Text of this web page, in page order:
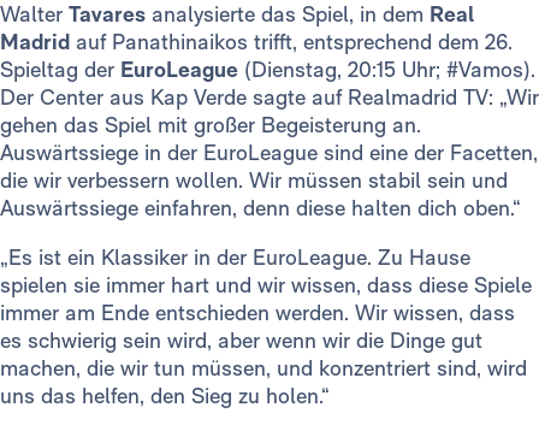
Walter Tavares analysierte das Spiel, in dem Real
Madrid auf Panathinaikos trifft, entsprechend dem 26.
Spieltag der EuroLeague (Dienstag, 20:15 Uhr; #Vamos).
Der Center aus Kap Verde sagte auf Realmadrid TV: „Wir
gehen das Spiel mit großer Begeisterung an.
Auswärtssiege in der EuroLeague sind eine der Facetten,
die wir verbessern wollen. Wir müssen stabil sein und
Auswärtssiege einfahren, denn diese halten dich oben.“
„Es ist ein Klassiker in der EuroLeague. Zu Hause
spielen sie immer hart und wir wissen, dass diese Spiele
immer am Ende entschieden werden. Wir wissen, dass
es schwierig sein wird, aber wenn wir die Dinge gut
machen, die wir tun müssen, und konzentriert sind, wird
uns das helfen, den Sieg zu holen.“